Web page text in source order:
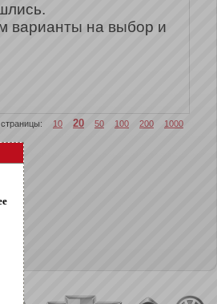
варианты на выбор и
10 20 50 100 200 1000